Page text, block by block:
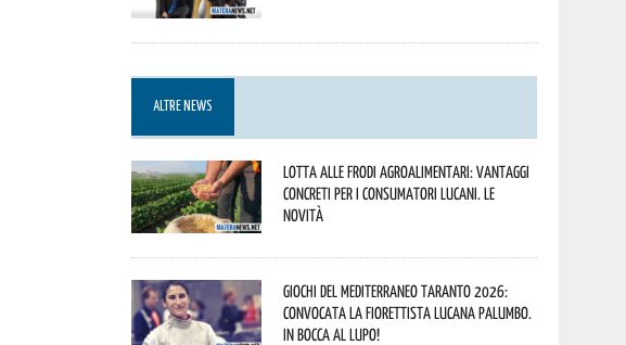
ALTRE NEWS
Lotta alle frodi agroalimentari: vantaggi
concreti per i consumatori lucani. Le
novità
Giochi del Mediterraneo Taranto 2026:
convocata la fiorettista lucana Palumbo.
In bocca al lupo!